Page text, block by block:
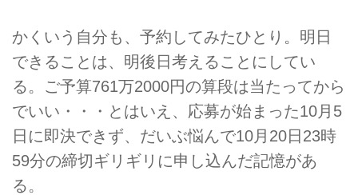
かくいう自分も、予約してみたひとり。明日
できることは、明後日考えることにしてい
る。ご予算761万2000円の算段は当たってから
でいい・・・とはいえ、応募が始まった10月5
日に即決できず、だいぶ悩んで10月20日23時
59分の締切ギリギリに申し込んだ記憶があ
る。